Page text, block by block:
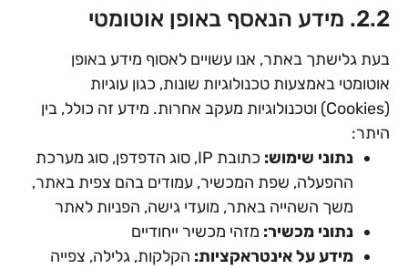
2.2. מידע הנאסף באופן אוטומטי
בעת גלישתך באתר, אנו עשויים לאסוף מידע באופן
אוטומטי באמצעות טכנולוגיות שונות, כגון עוגיות
(Cookies) וטכנולוגיות מעקב אחרות. מידע זה כולל, בין
היתר:
נתוני שימוש:
כתובת IP, סוג הדפדפן, סוג מערכת
ההפעלה, שפת המכשיר, עמודים בהם צפית באתר,
משך השהייה באתר, מועדי גישה, הפניות לאתר
נתוני מכשיר: מזהי מכשיר ייחודיים
מידע על אינטראקציות: הקלקות, גלילה, צפייה